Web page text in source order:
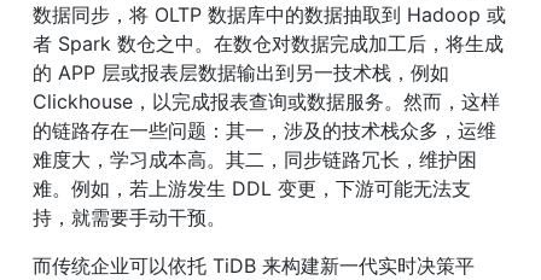
数据同步，将 OLTP 数据库中的数据抽取到 Hadoop 或
者 Spark 数仓之中。在数仓对数据完成加工后，将生成
的 APP 层或报表层数据输出到另一技术栈，例如
Clickhouse，以完成报表查询或数据服务。然而，这样
的链路存在一些问题：其一，涉及的技术栈众多，运维
难度大，学习成本高。其二，同步链路冗长，维护困
难。例如，若上游发生 DDL 变更，下游可能无法支
持，就需要手动干预。
而传统企业可以依托 TiDB 来构建新一代实时决策平